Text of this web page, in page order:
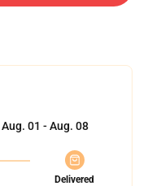
Aug. 01 - Aug. 08
Delivered